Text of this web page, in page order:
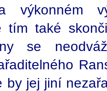
výkonném
tím také
se
by jej jiní